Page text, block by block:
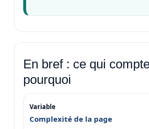
En bref : ce qui
pourquoi
Complexité de la page